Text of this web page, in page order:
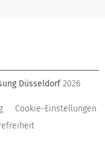
Düsseldorf 2026
Cookie-Einstellungen